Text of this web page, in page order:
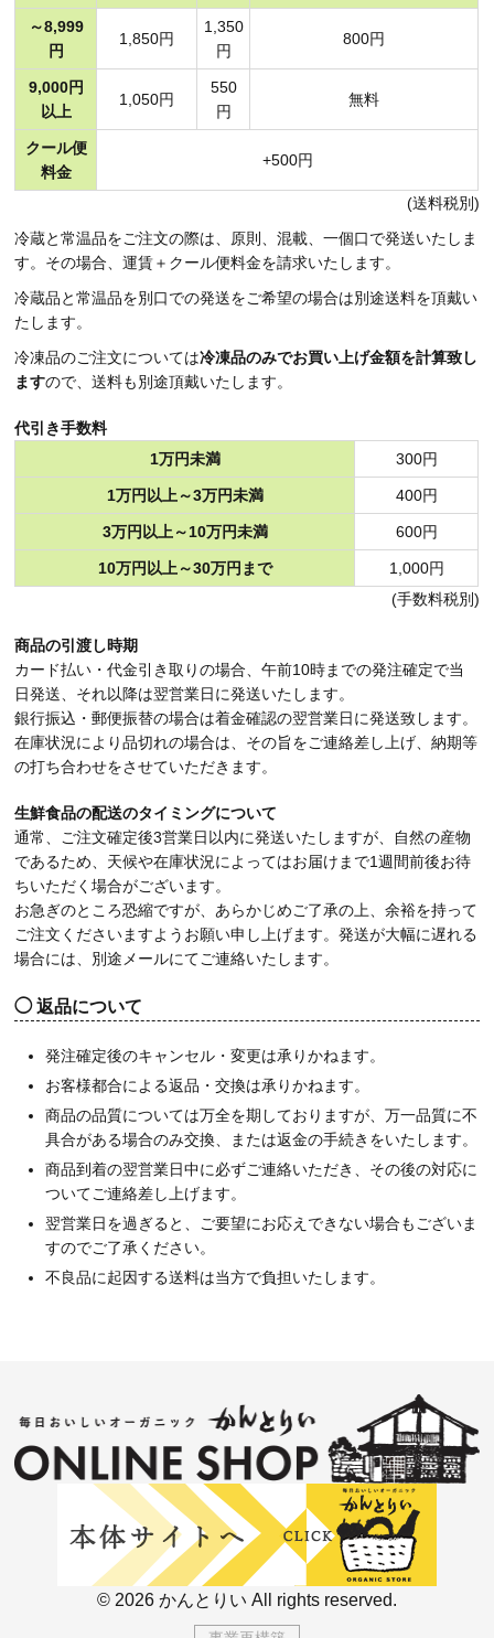
～8,999
円
1,850円
1,350
円
800円
9,000円
以上
1,050円
550
円
無料
クール便
料金
+500円
(送料税別)
冷蔵と常温品をご注文の際は、原則、混載、一個口で発送いたしま
す。その場合、運賃＋クール便料金を請求いたします。
冷蔵品と常温品を別口での発送をご希望の場合は別途送料を頂戴い
たします。
冷凍品のご注文については冷凍品のみでお買い上げ金額を計算致し
ますので、送料も別途頂戴いたします。
代引き手数料
1万円未満
300円
1万円以上～3万円未満 400円
3万円以上～10万円未満 600円
10万円以上～30万円まで
1,000円
(手数料税別)
商品の引渡し時期
カード払い・代金引き取りの場合、午前10時までの発注確定で当
日発送、それ以降は翌営業日に発送いたします。
銀行振込・郵便振替の場合は着金確認の翌営業日に発送致します。
在庫状況により品切れの場合は、その旨をご連絡差し上げ、納期等
の打ち合わせをさせていただきます。
生鮮食品の配送のタイミングについて
通常、ご注文確定後3営業日以内に発送いたしますが、自然の産物
であるため、天候や在庫状況によってはお届けまで1週間前後お待
ちいただく場合がございます。
お急ぎのところ恐縮ですが、あらかじめご了承の上、余裕を持って
ご注文くださいますようお願い申し上げます。発送が大幅に遅れる
場合には、別途メールにてご連絡いたします。
返品について
発注確定後のキャンセル・変更は承りかねます。
お客様都合による返品・交換は承りかねます。
商品の品質については万全を期しておりますが、万一品質に不
具合がある場合のみ交換、または返金の手続きをいたします。
商品到着の翌営業日中に必ずご連絡いただき、その後の対応に
ついてご連絡差し上げます。
翌営業日を過ぎると、ご要望にお応えできない場合もございま
すのでご了承ください。
不良品に起因する送料は当方で負担いたします。
© 2026 かんとりい All rights reserved.